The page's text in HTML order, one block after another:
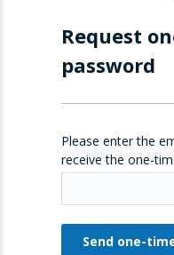
Request
password
Please enter the
receive the one-